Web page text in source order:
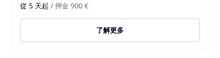
從 5 天起 / 押金 900 €
了解更多